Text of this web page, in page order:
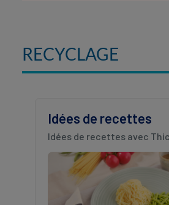
RECYCLAGE
Idées de recettes
Idées de recettes avec